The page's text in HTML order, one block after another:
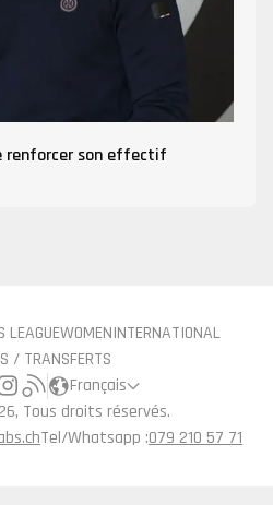
renforcer son effectif
LEAGUEWOMENINTERNATIONAL
/ TRANSFERTS
Français
Tous droits réservés.
Tel/Whatsapp :079 210 57 71